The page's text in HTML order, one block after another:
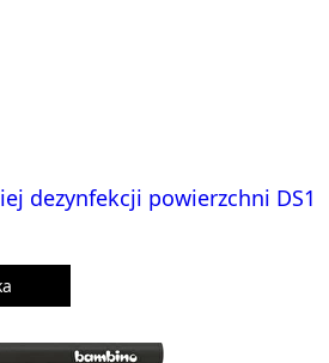
dezynfekcji powierzchni DS1